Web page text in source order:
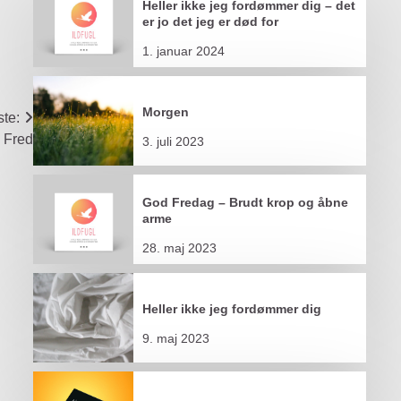
Fred
Heller ikke jeg fordømmer dig – det
er jo det jeg er død for
1. januar 2024
Morgen
3. juli 2023
God Fredag – Brudt krop og åbne
arme
28. maj 2023
Heller ikke jeg fordømmer dig
9. maj 2023